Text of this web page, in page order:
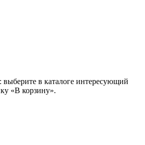
выберите в каталоге интересующий
«В корзину».